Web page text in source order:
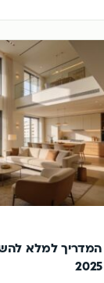
המדריך למלא
2025